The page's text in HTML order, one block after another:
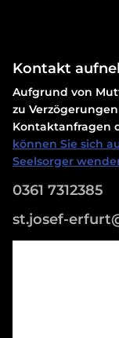
Kontakt
Aufgrund von
zu
Kontaktanfragen
können Sie sich
Seelsorger
0361 7312385
st.josef-